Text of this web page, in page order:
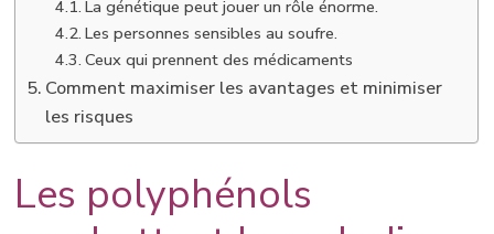
La génétique peut jouer un rôle énorme.
Les personnes sensibles au soufre.
Ceux qui prennent des médicaments
Comment maximiser les avantages et minimiser
les risques
Les polyphénols